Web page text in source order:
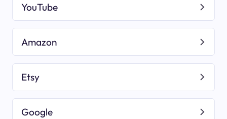
YouTube
Amazon
Etsy
Google